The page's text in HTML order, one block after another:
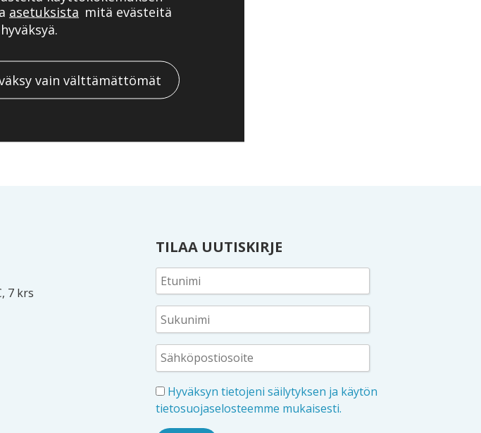
hallitusten ja johdon edustajille.
7 krs
TILAA UUTISKIRJE
Hyväksyn tietojeni säilytyksen ja käytön
tietosuojaselosteemme mukaisesti.
asetuksista mitä evästeitä
vain välttämättömät